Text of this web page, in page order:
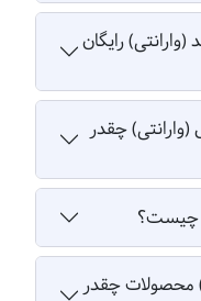
رایگان
چقدر
چیست؟
محصولات چقدر